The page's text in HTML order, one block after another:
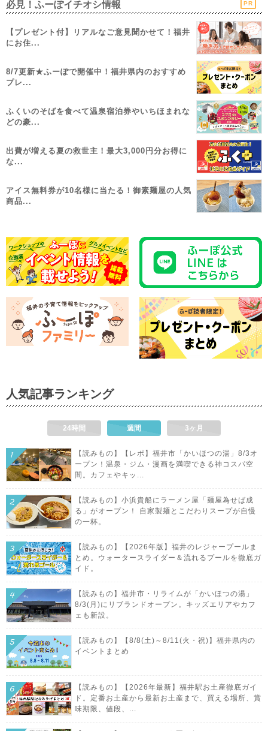
必見！ふーぽイチオシ情報 PR
【プレゼント付】リアルなご意見聞かせて！福井
にお住...
8/7更新★ふーぽで開催中！福井県内のおすすめ
プレ...
ふくいのそばを食べて温泉宿泊券やいちほまれな
どの豪...
出費が増える夏の救世主！最大3,000円分お得に
な...
アイス無料券が10名様に当たる！御素麺屋の人気
商品...
人気記事ランキング
24時間 週間 3ヶ月
【読みもの】【レポ】福井市「かいほつの湯」8/3オ
ープン！温泉・ジム・漫画を満喫できる神コスパ空
間。カフェやキッ...
【読みもの】小浜貴船にラーメン屋「麺屋為せば成
る」がオープン！ 自家製麺とこだわりスープが自慢
の一杯。
【読みもの】【2026年版】福井のレジャープールま
とめ。ウォータースライダー＆流れるプールを徹底ガ
イド。
【読みもの】福井市・リライムが「かいほつの湯」
8/3(月)にリブランドオープン。キッズエリアやカフ
ェも新設。
【読みもの】【8/8(土)～8/11(火・祝)】福井県内の
イベントまとめ
【読みもの】【2026年最新】福井駅お土産徹底ガイ
ド。定番お土産から最新お土産まで、買える場所、賞
味期限、値段、...